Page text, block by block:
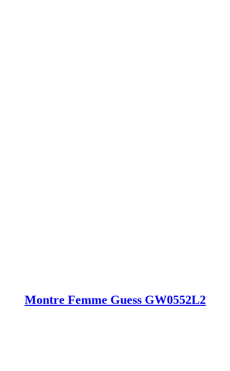
Montre Femme Guess GW0552L2